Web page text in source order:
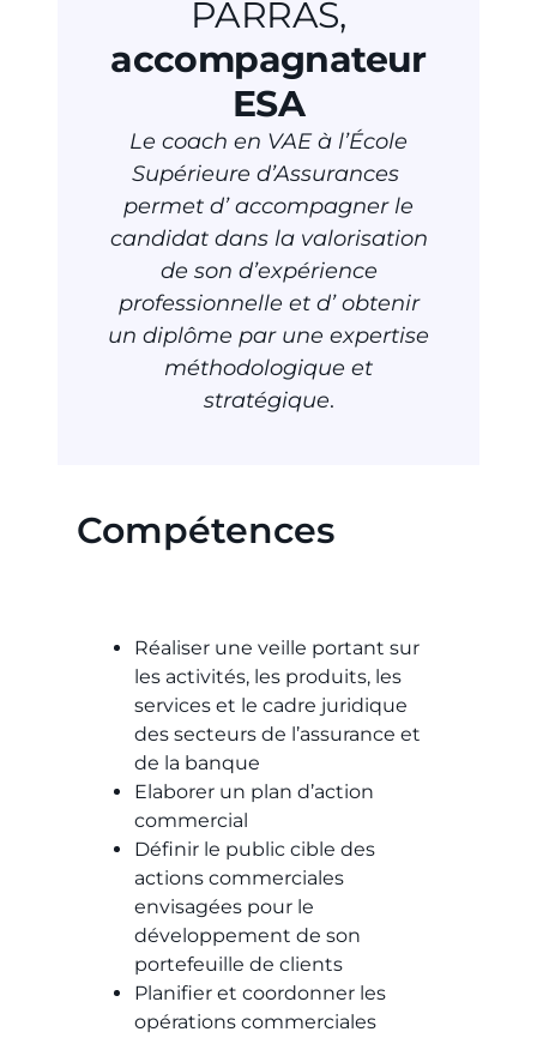
PARRAS,
accompagnateur
ESA
Le coach en VAE à l’École
Supérieure d’Assurances
permet d’ accompagner le
candidat dans la valorisation
de son d’expérience
professionnelle et d’ obtenir
un diplôme par une expertise
méthodologique et
stratégique.
Compétences
Réaliser une veille portant sur
les activités, les produits, les
services et le cadre juridique
des secteurs de l’assurance et
de la banque​​
Elaborer un plan d’action
commercial​​
Définir le public cible des
actions commerciales
envisagées pour le
développement de son
portefeuille de clients​​
Planifier et coordonner les
opérations commerciales